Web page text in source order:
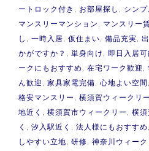
ートロック付き , お部屋探し , シン
マンスリーマンション , マンスリー
し , 一時入居, 仮住まい, 備品充実,
かがですか？ , 単身向け , 即日入居可
ークにもおすすめ , 在宅ワーク歓迎 ,
ん歓迎 , 家具家電完備, 心地よい空間 ,
格安マンスリー , 横須賀ウィークリー
地近く , 横須賀市ウィークリー , 横
く , 汐入駅近く , 法人様にもおすすめ ,
しやすい立地, 研修, 神奈川ウィーク